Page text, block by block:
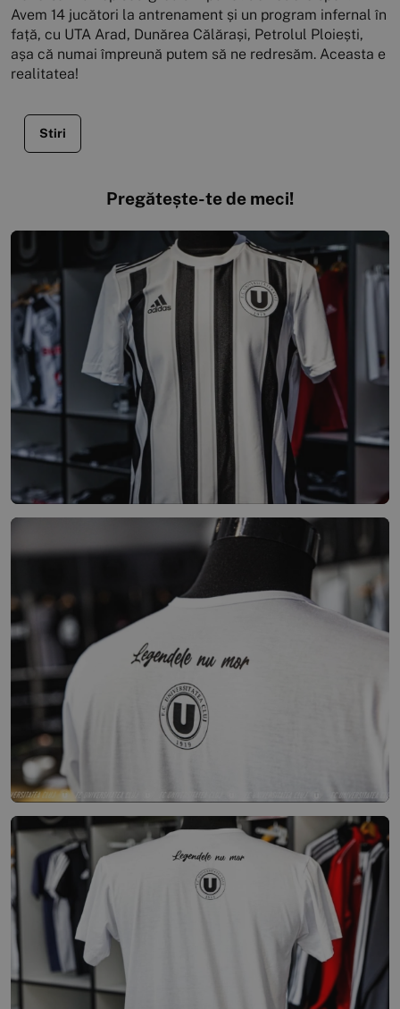
Avem 14 jucători la antrenament și un program infernal în
față, cu UTA Arad, Dunărea Călărași, Petrolul Ploiești,
așa că numai împreună putem să ne redresăm. Aceasta e
realitatea!
Stiri
Pregătește-te de meci!